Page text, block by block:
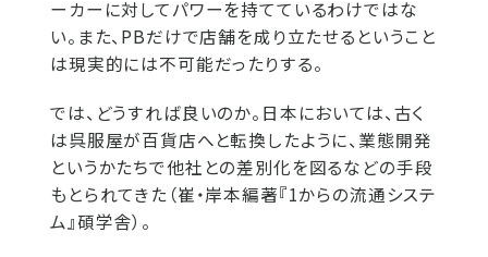
ーカーに対してパワーを持てているわけではな
い。また、PBだけで店舗を成り立たせるということ
は現実的には不可能だったりする。
では、どうすれば良いのか。日本においては、古く
は呉服屋が百貨店へと転換したように、業態開発
というかたちで他社との差別化を図るなどの手段
もとられてきた（崔・岸本編著『1からの流通システ
ム』碩学舎）。